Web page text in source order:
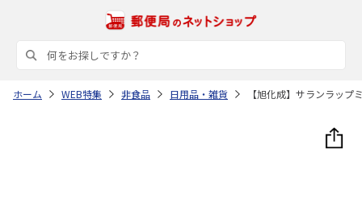
ホーム WEB特集 非食品 日用品・雑貨 【旭化成】サランラッ